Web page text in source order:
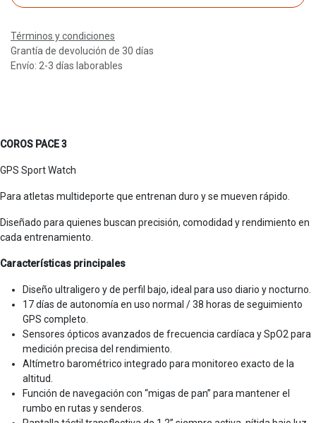
Términos y condiciones
Grantía de devolución de 30 días
Envío: 2-3 días laborables
COROS PACE 3
GPS Sport Watch
Para atletas multideporte que entrenan duro y se mueven rápido.
Diseñado para quienes buscan precisión, comodidad y rendimiento en
cada entrenamiento.
Características principales
Diseño ultraligero y de perfil bajo, ideal para uso diario y nocturno.
17 días de autonomía en uso normal / 38 horas de seguimiento
GPS completo.
Sensores ópticos avanzados de frecuencia cardíaca y SpO2 para
medición precisa del rendimiento.
Altímetro barométrico integrado para monitoreo exacto de la
altitud.
Función de navegación con “migas de pan” para mantener el
rumbo en rutas y senderos.